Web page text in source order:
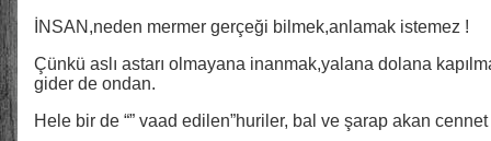
İNSAN,neden mermer gerçeği bilmek,anlamak istemez !
Çünkü aslı astarı olmayana inanmak,yalana dolana
gider de ondan.
Hele bir de “” vaad edilen”huriler, bal ve şarap akan